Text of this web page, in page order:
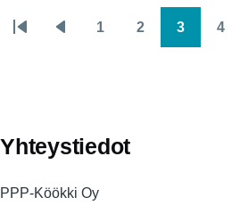
Sivutus
1 2 3 4
Yhteystiedot
PPP-Köökki Oy